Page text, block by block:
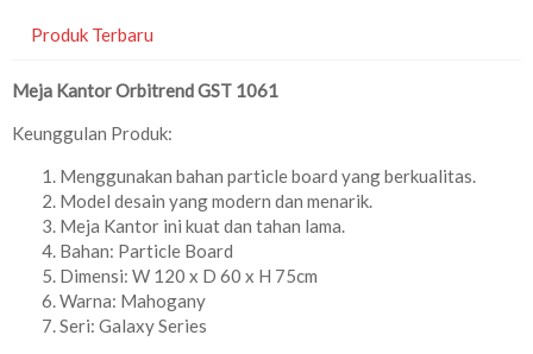
Produk Terbaru
Meja Kantor Orbitrend GST 1061
Keunggulan Produk:
Menggunakan bahan particle board yang berkualitas.
Model desain yang modern dan menarik.
Meja Kantor ini kuat dan tahan lama.
Bahan: Particle Board
Dimensi: W 120 x D 60 x H 75cm
Warna: Mahogany
Seri: Galaxy Series